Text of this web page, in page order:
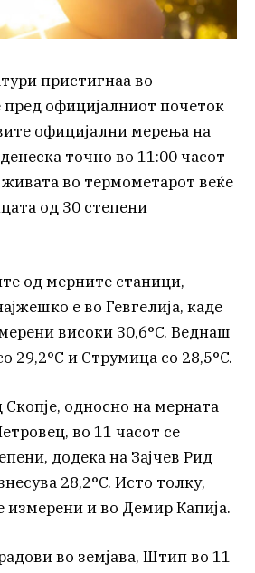
пристигнаа во
официјалниот почеток
официјални мерења на
точно во 11:00 часот
во термометарот веќе
од 30 степени
од мерните станици,
е во Гевгелија, каде
високи 30,6°C. Веднаш
29,2°C и Струмица со 28,5°C.
односно на мерната
во 11 часот се
додека на Зајчев Рид
28,2°C. Исто толку,
измерени и во Демир Капија.
во земјава, Штип во 11